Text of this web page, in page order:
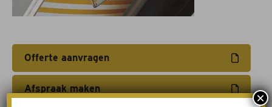
Afspraak maken
Contact
Offerte aanvragen
Afspraak maken
×